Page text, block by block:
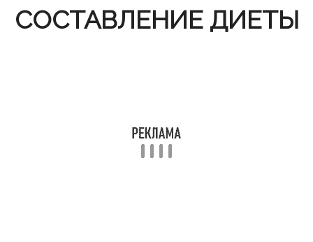
СОСТАВЛЕНИЕ ДИЕТЫ